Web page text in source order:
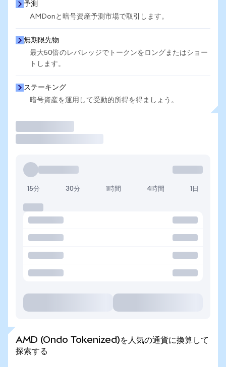
予測
AMDonと暗号資産予測市場で取引します。
無期限先物
最大50倍のレバレッジでトークンをロングまたはショー
トします。
ステーキング
暗号資産を運用して受動的所得を得ましょう。
15分 30分 1時間 4時間 1日
AMD (Ondo Tokenized)を人気の通貨に換算して
探索する